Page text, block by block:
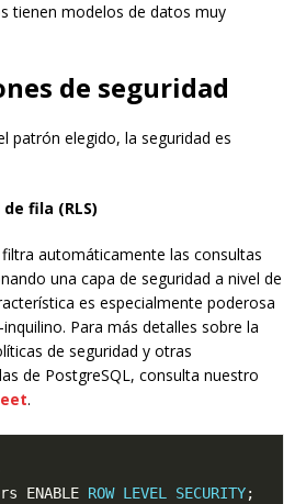
tienen modelos de datos muy
de seguridad
patrón elegido, la seguridad es
fila (RLS)
filtra automáticamente las consultas
una capa de seguridad a nivel de
es especialmente poderosa
Para más detalles sobre la
de seguridad y otras
de PostgreSQL, consulta nuestro
.
ENABLE ROW LEVEL SECURITY